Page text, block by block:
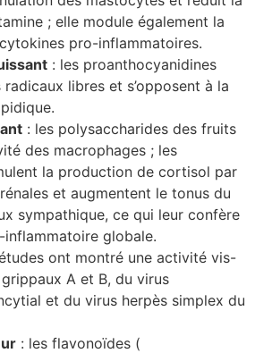
; elle module également la
pro-inflammatoires.
: les proanthocyanidines
libres et s’opposent à la
: les polysaccharides des fruits
des macrophages ; les
la production de cortisol par
et augmentent le tonus du
sympathique, ce qui leur confère
globale.
ont montré une activité vis-
A et B, du virus
et du virus herpès simplex du
: les flavonoïdes (